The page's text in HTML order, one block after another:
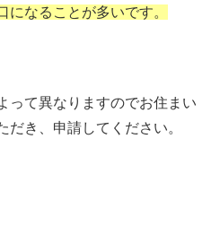
になることが多いです。
って異なりますのでお住まい
き、申請してください。